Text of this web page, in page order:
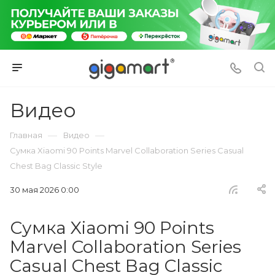
Видео
Главная — Видео —
Сумка Xiaomi 90 Points Marvel Collaboration Series Casual
Chest Bag Classic Style
30 мая 2026 0:00
Сумка Xiaomi 90 Points
Marvel Collaboration Series
Casual Chest Bag Classic